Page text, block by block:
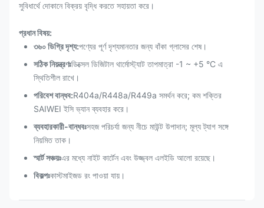
সুবিধার্থে দোকানে বিক্রয় বৃদ্ধি করতে সহায়তা করে।
প্রধান বিষয়:
৩৬০ ডিগ্রি দৃশ্য:পণ্যের পূর্ণ দৃশ্যমানতার জন্য বাঁকা গ্লাসের শেষ।
সঠিক নিয়ন্ত্রণঃডিক্সেল ডিজিটাল থার্মোস্ট্যাট তাপমাত্রা -1 ~ +5 °C এ
স্থিতিশীল রাখে।
পরিবেশ বান্ধব:R404a/R448a/R449a সমর্থন করে; কম শক্তির
SAIWEI ইসি ভ্যান ব্যবহার করে।
ব্যবহারকারী-বান্ধবঃসহজ পরিচর্যা জন্য নীচে মাউন্ট উপাদান; মূল্য ট্যাগ সঙ্গে
নিয়মিত তাক।
স্মার্ট সঞ্চয়ঃএর মধ্যে নাইট কার্টেন এবং উজ্জ্বল এলইডি আলো রয়েছে।
বিকল্পঃকাস্টমাইজড রং পাওয়া যায়।